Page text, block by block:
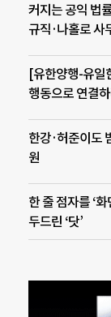
커지는 공익 법
규직·나홀로 사
[유한양행-유일
행동으로 연결
한강·허준이도
원
한 줄 점자를 ‘
두드린 ‘닷’